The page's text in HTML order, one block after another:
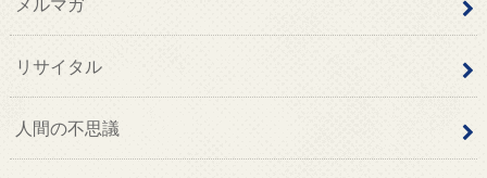
リサイタル
人間の不思議